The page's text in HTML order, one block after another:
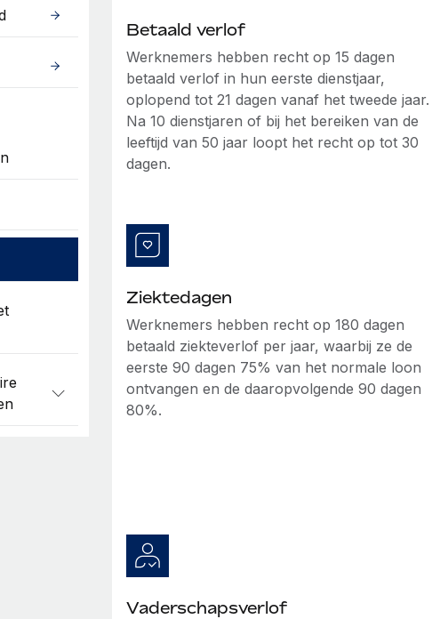
Betaald verlof
Werknemers hebben recht op 15 dagen
betaald verlof in hun eerste dienstjaar,
oplopend tot 21 dagen vanaf het tweede jaar.
Na 10 dienstjaren of bij het bereiken van de
leeftijd van 50 jaar loopt het recht op tot 30
dagen.
Ziektedagen
Werknemers hebben recht op 180 dagen
betaald ziekteverlof per jaar, waarbij ze de
eerste 90 dagen 75% van het normale loon
ontvangen en de daaropvolgende 90 dagen
80%.
Vaderschapsverlof